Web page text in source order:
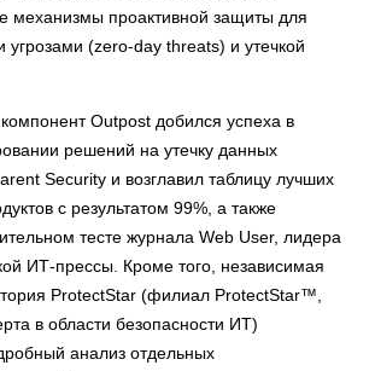
механизмы проактивной защиты для
(zero-day threats) и утечкой
Outpost добился успеха в
решений на утечку данных
Security и возглавил таблицу лучших
с результатом 99%, а также
тесте журнала Web User, лидера
ИТ-прессы. Кроме того, независимая
ProtectStar (филиал ProtectStar™,
в области безопасности ИТ)
анализ отдельных